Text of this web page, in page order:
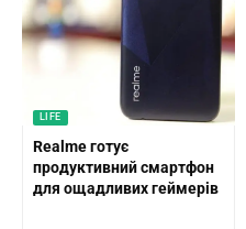
LIFE
Realme готує
продуктивний смартфон
для ощадливих геймерів